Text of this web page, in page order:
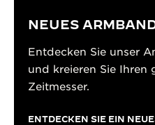
NEUES
Entdecken Sie unser
und kreieren Sie Ihren
Zeitmesser.
ENTDECKEN SIE EIN